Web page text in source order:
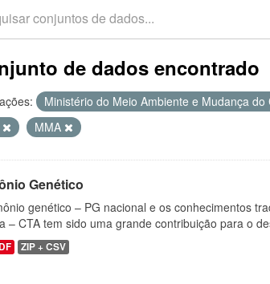
de dados encontrado
Ministério do Meio Ambiente e Mudança do
MMA
Genético
genético – PG nacional e os conhecimentos
– CTA tem sido uma grande contribuição para o
ZIP + CSV